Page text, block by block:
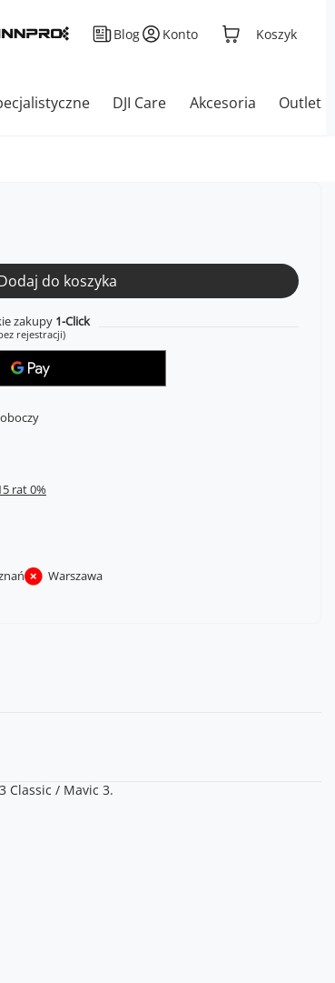
Blog Konto Koszyk
DJI Care Akcesoria Outlet
do koszyka
zakupy 1-Click
rejestracji)
Warszawa